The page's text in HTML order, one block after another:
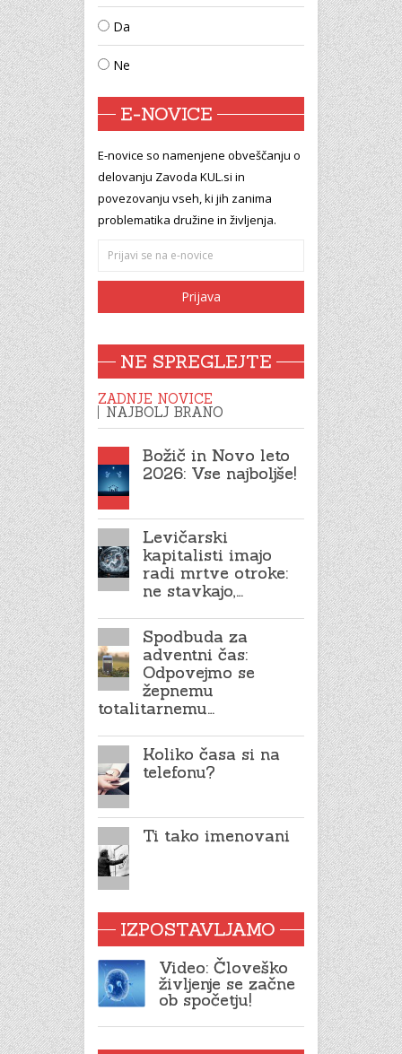
Da
Ne
E-NOVICE
E-novice so namenjene obveščanju o
delovanju Zavoda KUL.si in
povezovanju vseh, ki jih zanima
problematika družine in življenja.
NE SPREGLEJTE
ZADNJE NOVICE
NAJBOLJ BRANO
Božič in Novo leto
2026: Vse najboljše!
Levičarski
kapitalisti imajo
radi mrtve otroke:
ne stavkajo,…
Spodbuda za
adventni čas:
Odpovejmo se
žepnemu
totalitarnemu…
Koliko časa si na
telefonu?
Ti tako imenovani
IZPOSTAVLJAMO
Video: Človeško
življenje se začne
ob spočetju!